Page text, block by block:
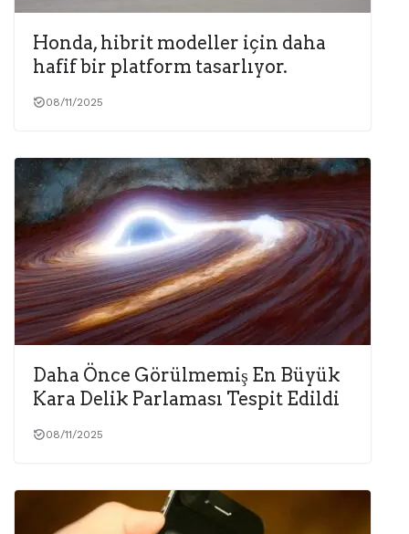
Honda, hibrit modeller için daha
hafif bir platform tasarlıyor.
08/11/2025
Daha Önce Görülmemiş En Büyük
Kara Delik Parlaması Tespit Edildi
08/11/2025